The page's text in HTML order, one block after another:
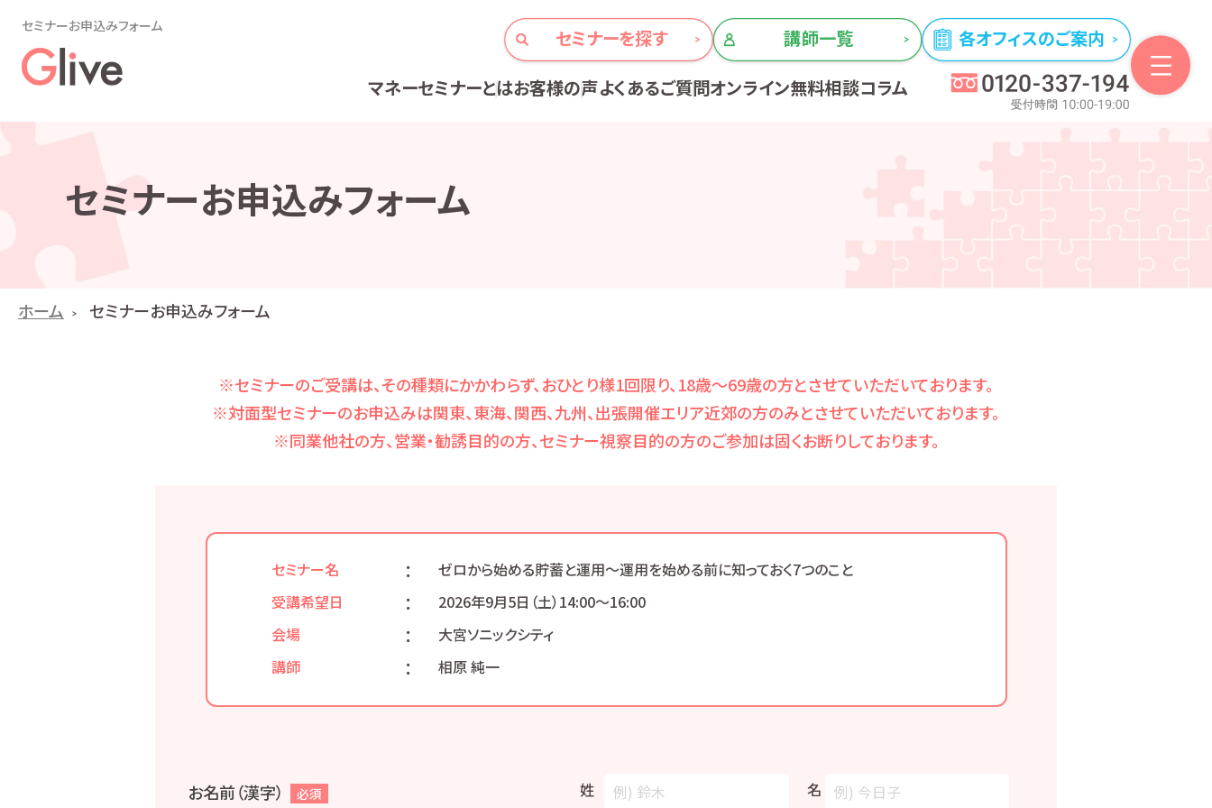
セミナーお申込みフォーム
セミナーを探す 講師一覧 各オフィスのご案内
マネーセミナーとはお客様の声よくあるご質問オンライン無料相談コラム
セミナーお申込みフォーム
ホーム セミナーお申込みフォーム
※セミナーのご受講は、その種類にかかわらず、おひとり様1回限り、18歳～69歳の方とさせていただいております。
※対面型セミナーのお申込みは関東、東海、関西、九州、出張開催エリア近郊の方のみとさせていただいております。
※同業他社の方、営業・勧誘目的の方、セミナー視察目的の方のご参加は固くお断りしております。
セミナー名 ：
ゼロから始める貯蓄と運用～運用を始める前に知っておく7つのこと
受講希望日
：
2026年9月5日（土）14:00〜16:00
会場
：
大宮ソニックシティ
講師
： 相原 純一
お名前（漢字） 必須 姓 名